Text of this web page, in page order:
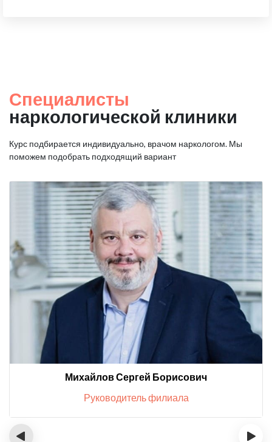
Специалисты
наркологической клиники
Курс подбирается индивидуально, врачом наркологом. Мы
поможем подобрать подходящий вариант
Михайлов Сергей Борисович
Руководитель филиала
‹ ›